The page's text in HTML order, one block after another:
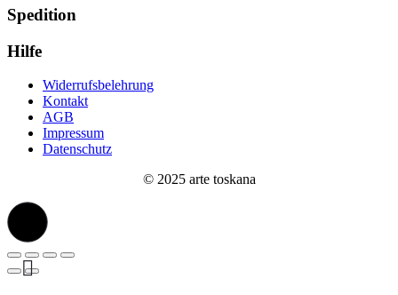
Spedition
Hilfe
Widerrufsbelehrung
Kontakt
AGB
Impressum
Datenschutz
© 2025 arte toskana